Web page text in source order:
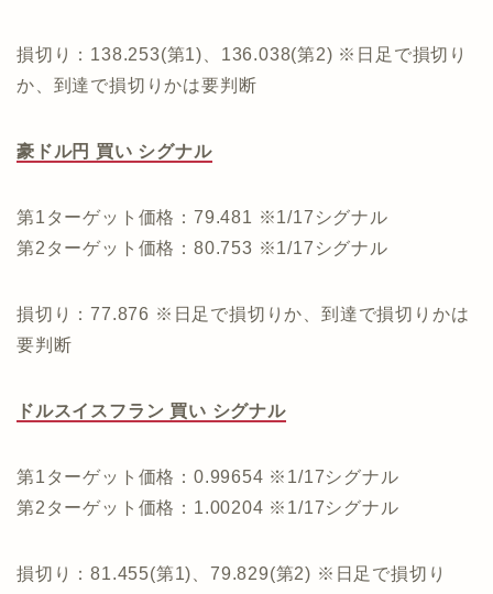
損切り：138.253(第1)、136.038(第2) ※日足で損切り
か、到達で損切りかは要判断
豪ドル円 買い シグナル
第1ターゲット価格：79.481 ※1/17シグナル
第2ターゲット価格：80.753 ※1/17シグナル
損切り：77.876 ※日足で損切りか、到達で損切りかは
要判断
ドルスイスフラン 買い シグナル
第1ターゲット価格：0.99654 ※1/17シグナル
第2ターゲット価格：1.00204 ※1/17シグナル
損切り：81.455(第1)、79.829(第2) ※日足で損切り